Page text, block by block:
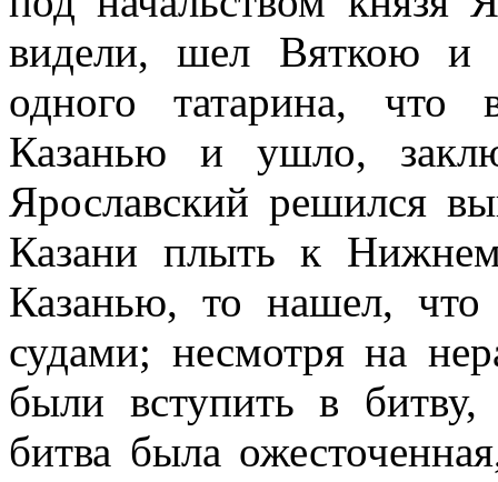
видели, шел Вяткою и
одного татарина, что
Казанью и ушло,
Ярославский решился
Казани плыть к
Казанью, то нашел, что
судами; несмотря на
были вступить в
битва была